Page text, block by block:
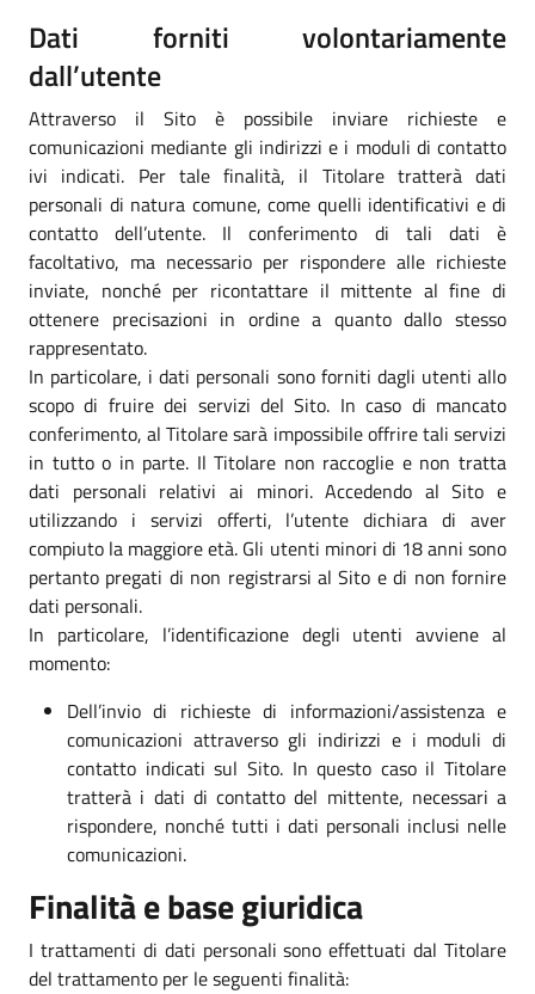
Dati forniti volontariamente
dall’utente
Attraverso il Sito è possibile inviare richieste e
comunicazioni mediante gli indirizzi e i moduli di contatto
ivi indicati. Per tale finalità, il Titolare tratterà dati
personali di natura comune, come quelli identificativi e di
contatto dell’utente. Il conferimento di tali dati è
facoltativo, ma necessario per rispondere alle richieste
inviate, nonché per ricontattare il mittente al fine di
ottenere precisazioni in ordine a quanto dallo stesso
rappresentato.
In particolare, i dati personali sono forniti dagli utenti allo
scopo di fruire dei servizi del Sito. In caso di mancato
conferimento, al Titolare sarà impossibile offrire tali servizi
in tutto o in parte. Il Titolare non raccoglie e non tratta
dati personali relativi ai minori. Accedendo al Sito e
utilizzando i servizi offerti, l’utente dichiara di aver
compiuto la maggiore età. Gli utenti minori di 18 anni sono
pertanto pregati di non registrarsi al Sito e di non fornire
dati personali.
In particolare, l’identificazione degli utenti avviene al
momento:
Dell’invio di richieste di informazioni/assistenza e
comunicazioni attraverso gli indirizzi e i moduli di
contatto indicati sul Sito. In questo caso il Titolare
tratterà i dati di contatto del mittente, necessari a
rispondere, nonché tutti i dati personali inclusi nelle
comunicazioni.
Finalità e base giuridica
I trattamenti di dati personali sono effettuati dal Titolare
del trattamento per le seguenti finalità: